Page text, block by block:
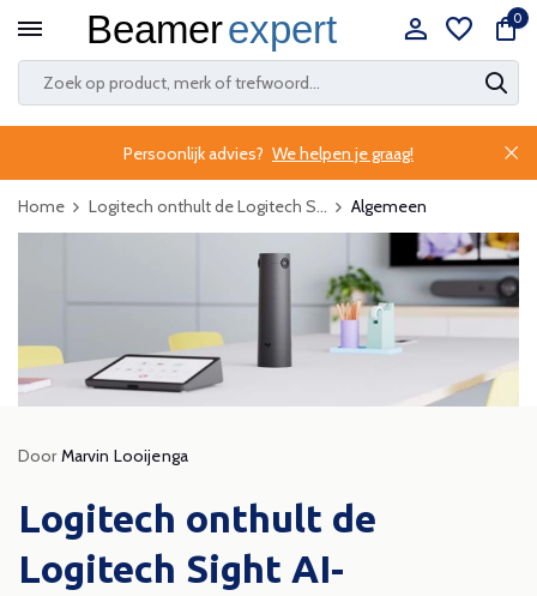
0
Persoonlijk advies? We helpen je graag!
Home Logitech onthult de Logitech S... Algemeen
DoorMarvin Looijenga
Logitech onthult de
Logitech Sight AI-